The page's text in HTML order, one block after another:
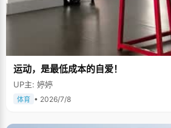
运动，是最低成本的自爱！
UP主: 婷婷
体育 • 2026/7/8